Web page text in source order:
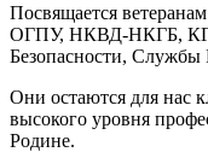
Посвящается
ОГПУ, НКВД-НКГБ,
Безопасности, Службы
Они остаются для нас
высокого уровня
Родине.